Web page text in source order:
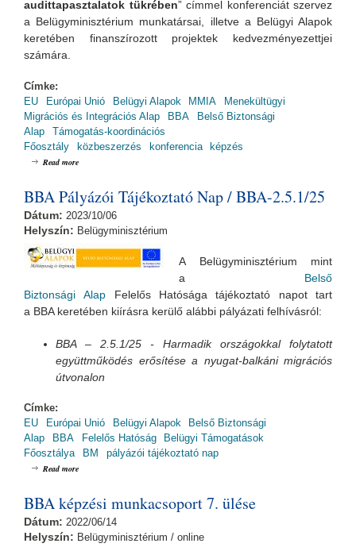
audittapasztalatok tükrében” címmel konferenciát szervez
a Belügyminisztérium munkatársai, illetve a Belügyi Alapok
keretében finanszírozott projektek kedvezményezettjei
számára.
Címke:
EU
Európai Unió Belügyi Alapok MMIA
Menekültügyi
Migrációs és Integrációs Alap
BBA
Belső Biztonsági
Alap
Támogatás-koordinációs
Főosztály
közbeszerzés konferencia képzés
Read more
BBA Pályázói Tájékoztató Nap / BBA-2.5.1/25
Dátum: 2023/10/06
Helyszín: Belügyminisztérium
A Belügyminisztérium mint
a Belső
Biztonsági Alap Felelős Hatósága tájékoztató napot tart
a BBA keretében kiírásra kerülő alábbi pályázati felhívásról:
BBA – 2.5.1/25 - Harmadik országokkal folytatott
együttműködés erősítése a nyugat-balkáni migrációs
útvonalon
Címke:
EU
Európai Unió Belügyi Alapok
Belső Biztonsági
Alap
BBA Felelős Hatóság
Belügyi Támogatások
Főosztálya
BM pályázói tájékoztató nap
Read more
BBA képzési munkacsoport 7. ülése
Dátum: 2022/06/14
Helyszín: Belügyminisztérium / online